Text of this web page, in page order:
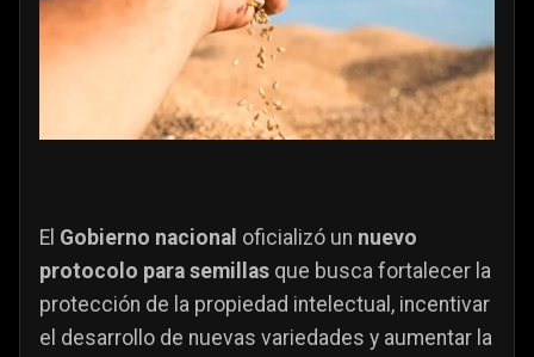
El Gobierno nacional oficializó un nuevo
protocolo para semillas que busca fortalecer la
protección de la propiedad intelectual, incentivar
el desarrollo de nuevas variedades y aumentar la